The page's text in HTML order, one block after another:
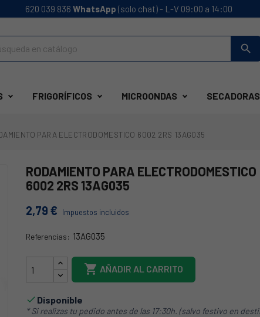
620 039 836 WhatsApp (solo chat) - L-V 09:00 a 14:00
search
FRIGORÍFICOS MICROONDAS SECADORAS
PARA ELECTRODOMESTICO 6002 2RS 13AG035
RODAMIENTO PARA ELECTRODOMESTICO
6002 2RS 13AG035
2,79 € Impuestos incluidos
Referencias: 13AG035
13AG035
 AÑADIR AL CARRITO
 Disponible
* Si realizas tu pedido antes de las 17:30h. (salvo festivo en